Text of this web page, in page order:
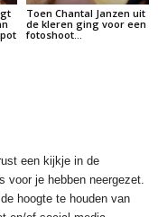
Toen Chantal Janzen uit
de kleren ging voor een
fotoshoot…
een kijkje in de
voor je hebben neergezet.
hoogte te houden van